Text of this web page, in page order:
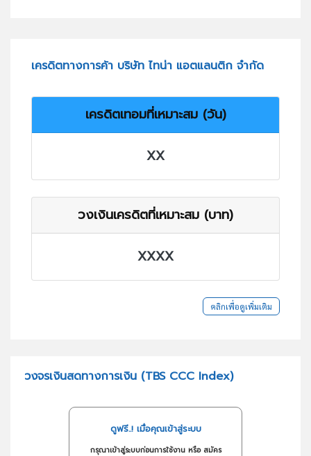
เครดิตทางการค้า บริษัท ไทน่า แอตแลนติก จำกัด
เครดิตเทอมที่เหมาะสม (วัน)
XX
วงเงินเครดิตที่เหมาะสม (บาท)
XXXX
คลิกเพื่อดูเพิ่มเติม
วงจรเงินสดทางการเงิน (TBS CCC Index)
ดูฟรี..! เมื่อคุณเข้าสู่ระบบ
กรุณาเข้าสู่ระบบก่อนการใช้งาน หรือ สมัคร